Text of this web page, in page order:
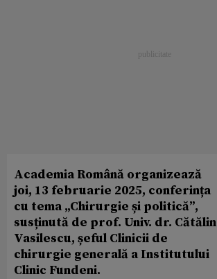
Academia Română organizează
joi, 13 februarie 2025, conferința
cu tema „Chirurgie și politică”,
susținută de prof. Univ. dr. Cătălin
Vasilescu, șeful Clinicii de
chirurgie generală a Institutului
Clinic Fundeni.